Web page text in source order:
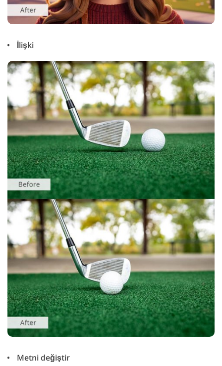
İlişki
Metni değiştir